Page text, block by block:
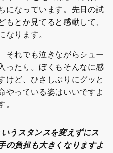
になっています。先日の試
もとか見てると感動して、
なります。
それでも泣きながらシュー
ったり。ぼくもそんなに感
けど、ひさしぶりにグッと
やっている姿はいいですよ
。
うスタンスを変えずにス
の負担も大きくなりますよ